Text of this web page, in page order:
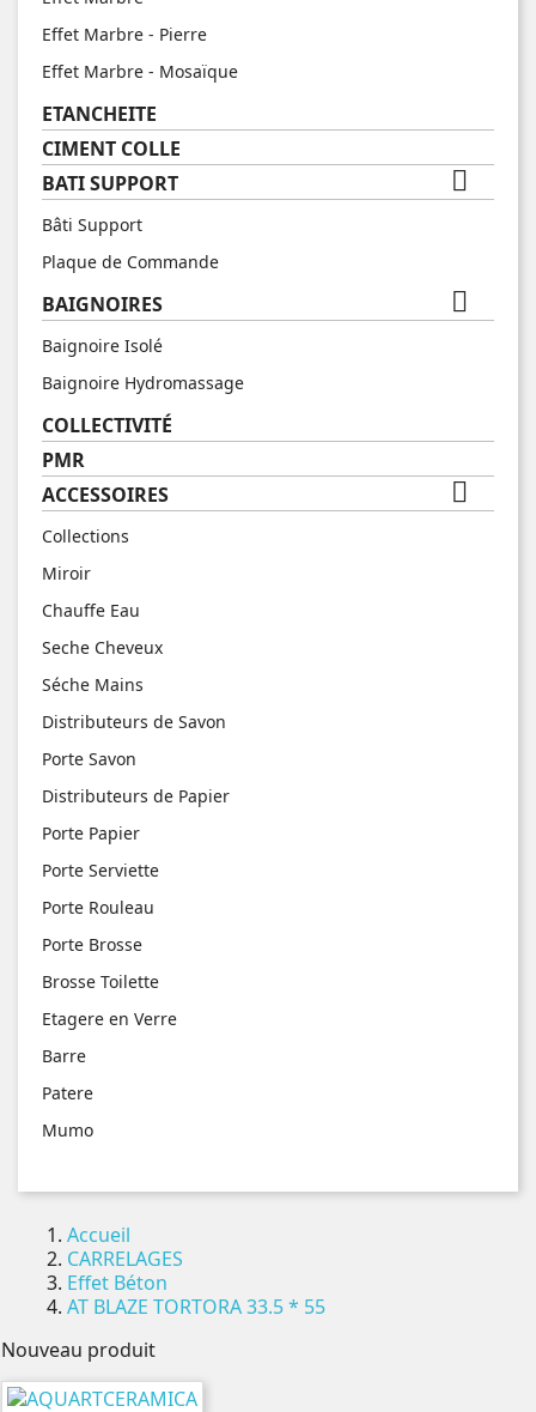
Effet Marbre - Pierre
Effet Marbre - Mosaïque
ETANCHEITE
CIMENT COLLE
BATI SUPPORT

Bâti Support
Plaque de Commande
BAIGNOIRES 
Baignoire Isolé
Baignoire Hydromassage
COLLECTIVITÉ
PMR
ACCESSOIRES

Collections
Miroir
Chauffe Eau
Seche Cheveux
Séche Mains
Distributeurs de Savon
Porte Savon
Distributeurs de Papier
Porte Papier
Porte Serviette
Porte Rouleau
Porte Brosse
Brosse Toilette
Etagere en Verre
Barre
Patere
Mumo
Accueil
CARRELAGES
Effet Béton
AT BLAZE TORTORA 33.5 * 55
Nouveau produit